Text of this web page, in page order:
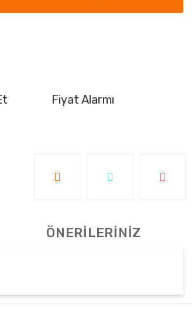
Fiyat Alarmı
ÖNERİLERİNİZ